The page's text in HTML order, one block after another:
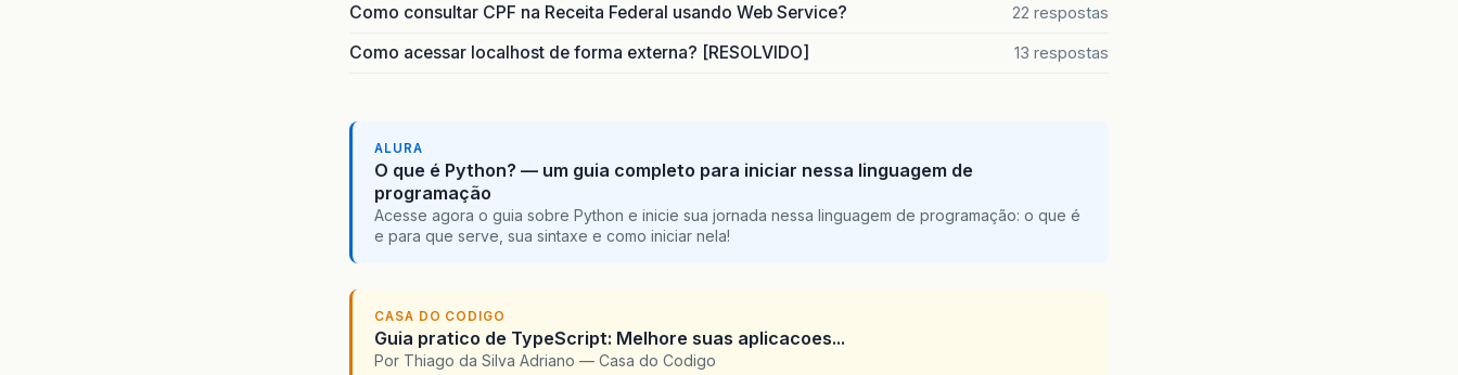
Como consultar CPF na Receita Federal usando Web Service? 22 respostas
Como acessar localhost de forma externa? [RESOLVIDO] 13 respostas
ALURA
O que é Python? — um guia completo para iniciar nessa linguagem de
programação
Acesse agora o guia sobre Python e inicie sua jornada nessa linguagem de programação: o que é
e para que serve, sua sintaxe e como iniciar nela!
CASA DO CODIGO
Guia pratico de TypeScript: Melhore suas aplicacoes...
Por Thiago da Silva Adriano — Casa do Codigo